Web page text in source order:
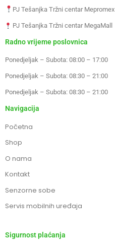
PJ Tešanjka Tržni centar Mepromex
PJ Tešanjka Tržni centar MegaMall
Radno vrijeme poslovnica
Ponedjeljak – Subota: 08:00 – 17:00
Ponedjeljak – Subota: 08:30 – 21:00
Ponedjeljak – Subota: 08:30 – 21:00
Navigacija
Početna
Shop
O nama
Kontakt
Senzorne sobe
Servis mobilnih uređaja
Sigurnost plaćanja